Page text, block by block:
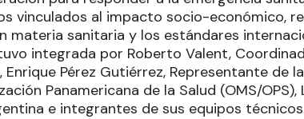
vinculados al impacto socio-económico,
materia sanitaria y los estándares
integrada por Roberto Valent,
Enrique Pérez Gutiérrez, Representante de
Panamericana de la Salud (OMS/
e integrantes de sus equipos